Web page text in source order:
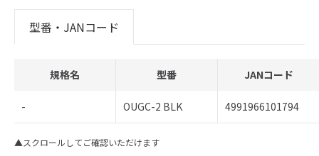
型番・JANコード
規格名 型番 JANコード
- OUGC-2 BLK 4991966101794
▲スクロールしてご確認いただけます